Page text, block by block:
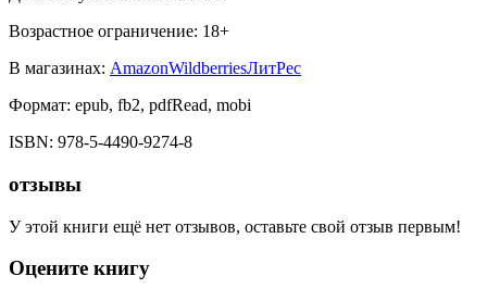
Возрастное ограничение: 18+
В магазинах: AmazonWildberriesЛитРес
Формат: epub, fb2, pdfRead, mobi
ISBN: 978-5-4490-9274-8
отзывы
У этой книги ещё нет отзывов, оставьте свой отзыв первым!
Оцените книгу